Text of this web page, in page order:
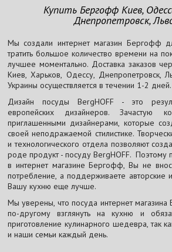
Купить Бергофф Киев,
Днепропетровск,
Мы создали интернет магазин Бергофф
тратить большое количество времени на
лучшее моментально. Доставка заказов
Киев, Харьков, Одессу, Днепропетровск,
Украины осуществляется в течении 1-2 дней.
Дизайн посуды BergHOFF - это
европейских дизайнеров. Зачастую
приглашенными дизайнерами, которые
своей неподражаемой стилистике.
и технологического отдела позволяют
роде продукт - посуду BergHOFF. Поэтому
в интернет магазине Бергофф, Вы не
потребление, а поддерживаете авторские
Вашу кухню еще лучше.
Мы уверены, что посуда интернет
по-другому взглянуть на кухню и
приготовление кулинарного шедевра, так
и наши семьи каждый день.